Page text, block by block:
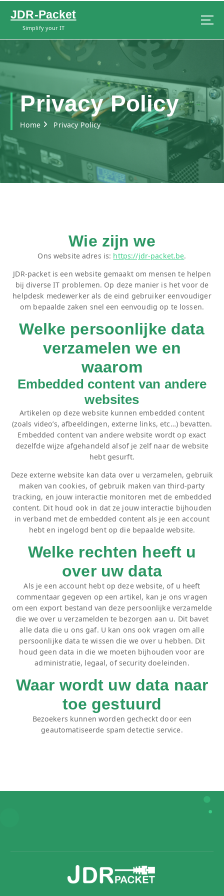
p
o
n
t
JDR-Packet
Simplify your IT
Privacy Policy
Home Privacy Policy
Wie zijn we
Ons website adres is: https://jdr-packet.be.
JDR-packet is een website gemaakt om mensen te helpen
bij diverse IT problemen. Op deze manier is het voor de
helpdesk medewerker als de eind gebruiker eenvoudiger
om bepaalde zaken snel een eenvoudig op te lossen.
Welke persoonlijke data
verzamelen we en
waarom
Embedded content van andere
websites
Artikelen op deze website kunnen embedded content
(zoals video’s, afbeeldingen, externe links, etc…) bevatten.
Embedded content van andere website wordt op exact
dezelfde wijze afgehandeld alsof je zelf naar de website
hebt gesurft.
Deze externe website kan data over u verzamelen, gebruik
maken van cookies, of gebruik maken van third-party
tracking, en jouw interactie monitoren met de embedded
content. Dit houd ook in dat ze jouw interactie bijhouden
in verband met de embedded content als je een account
hebt en ingelogd bent op die bepaalde website.
Welke rechten heeft u
over uw data
Als je een account hebt op deze website, of u heeft
commentaar gegeven op een artikel, kan je ons vragen
om een export bestand van deze persoonlijke verzamelde
die we over u verzamelden te bezorgen aan u. Dit bavet
alle data die u ons gaf. U kan ons ook vragen om alle
persoonlijke data te wissen die we over u hebben. Dit
houd geen data in die we moeten bijhouden voor are
administratie, legaal, of security doeleinden.
Waar wordt uw data naar
toe gestuurd
Bezoekers kunnen worden gecheckt door een
geautomatiseerde spam detectie service.